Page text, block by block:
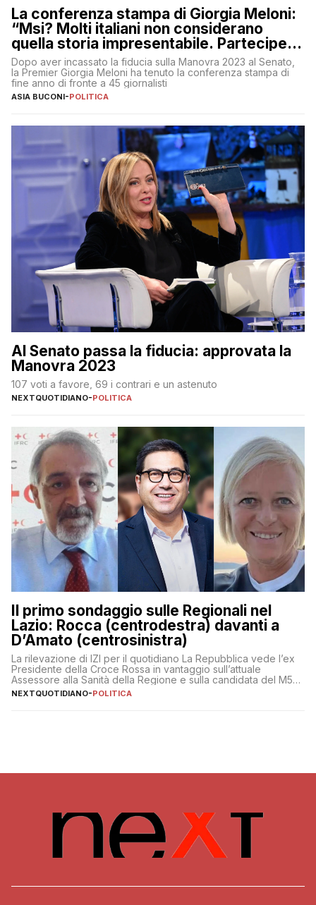
La conferenza stampa di Giorgia Meloni:
“Msi? Molti italiani non considerano
quella storia impresentabile. Parteciperò
al 25 aprile”
Dopo aver incassato la fiducia sulla Manovra 2023 al Senato,
la Premier Giorgia Meloni ha tenuto la conferenza stampa di
fine anno di fronte a 45 giornalisti
ASIA BUCONI-POLITICA
Al Senato passa la fiducia: approvata la
Manovra 2023
107 voti a favore, 69 i contrari e un astenuto
NEXTQUOTIDIANO-POLITICA
Il primo sondaggio sulle Regionali nel
Lazio: Rocca (centrodestra) davanti a
D’Amato (centrosinistra)
La rilevazione di IZI per il quotidiano La Repubblica vede l’ex
Presidente della Croce Rossa in vantaggio sull’attuale
Assessore alla Sanità della Regione e sulla candidata del M5S
Donatella Bianchi
NEXTQUOTIDIANO-POLITICA